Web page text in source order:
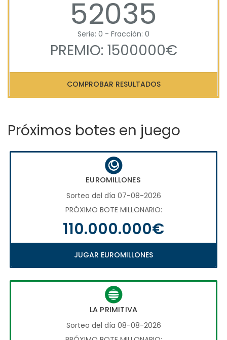
52035
Serie: 0 - Fracción: 0
PREMIO: 1500000€
COMPROBAR RESULTADOS
Próximos botes en juego
EUROMILLONES
Sorteo del día 07-08-2026
PRÓXIMO BOTE MILLONARIO:
110.000.000€
JUGAR EUROMILLONES
LA PRIMITIVA
Sorteo del día 08-08-2026